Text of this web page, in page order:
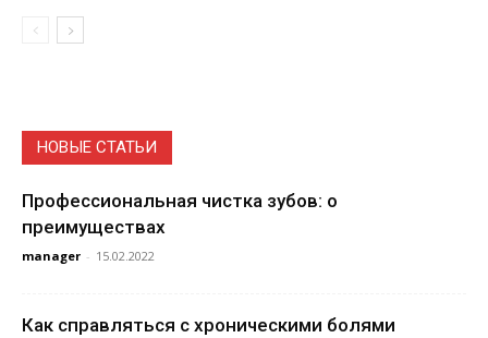
НОВЫЕ СТАТЬИ
Профессиональная чистка зубов: о
преимуществах
manager - 15.02.2022
Как справляться с хроническими болями